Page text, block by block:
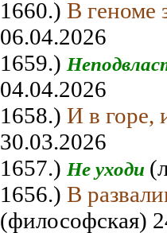
1660.) В геноме
06.04.2026
1659.)
04.04.2026
1658.) И в горе,
30.03.2026
1657.) Не уходи
1656.) В
(философская)